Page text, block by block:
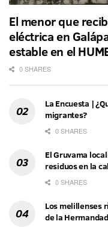
El menor que
eléctrica en
estable en el
0 SHARES
La Encuesta |
migrantes?
0 SHARES
El Gruvama
residuos en la
0 SHARES
Los melillenses
de la